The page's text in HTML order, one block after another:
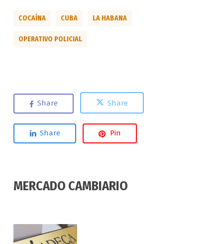
COCAÍNA CUBA LA HABANA
OPERATIVO POLICIAL
Share Share
Share Pin
MERCADO CAMBIARIO